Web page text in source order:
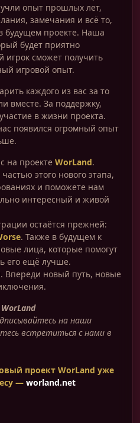
опыт прошлых лет,
замечания и всё то,
будущем проекте. Наша
будет приятно
игрок сможет получить
игровой опыт.
каждого из вас за то
вместе. За поддержку,
в жизни проекта.
появился огромный опыт
на проекте WorLand.
этого нового этапа,
и поможете нам
интересный и живой
остаётся прежней:
. Также в будущем к
лица, которые помогут
его ещё лучше.
Впереди новый путь, новые
на наши
встретиться с нами в
проект WorLand уже
— worland.net